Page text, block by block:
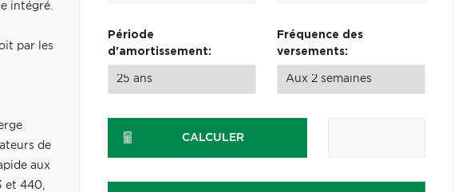
intégré.
par les
de
aux
et 440,
Période
d'amortissement:
Fréquence des
versements:
CALCULER